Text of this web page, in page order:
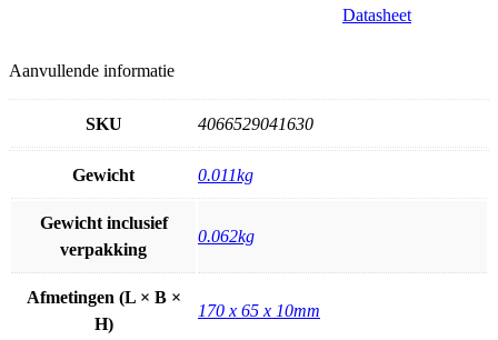
Datasheet
Aanvullende informatie
SKU 4066529041630
Gewicht 0.011kg
Gewicht inclusief
verpakking
0.062kg
Afmetingen (L × B ×
H)
170 x 65 x 10mm